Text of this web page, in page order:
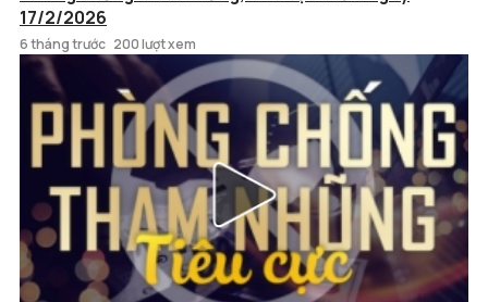
17/2/2026
6 tháng trước 200 lượt xem